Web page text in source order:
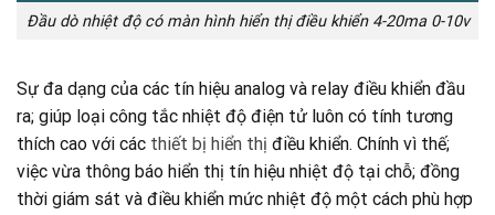
Đầu dò nhiệt độ có màn hình hiển thị điều khiển 4-20ma 0-10v
Sự đa dạng của các tín hiệu analog và relay điều khiển đầu
ra; giúp loại công tắc nhiệt độ điện tử luôn có tính tương
thích cao với các thiết bị hiển thị điều khiển. Chính vì thế;
việc vừa thông báo hiển thị tín hiệu nhiệt độ tại chỗ; đồng
thời giám sát và điều khiển mức nhiệt độ một cách phù hợp